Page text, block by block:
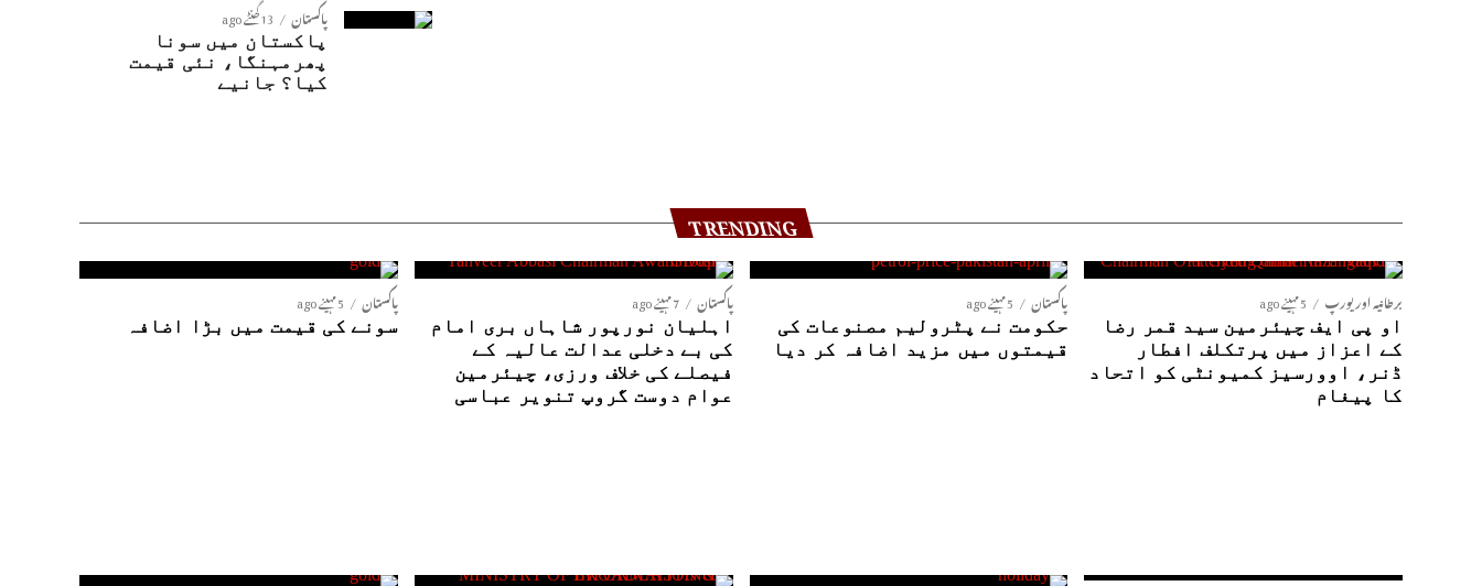
پاکستان 13 گھنٹے ago
پاکستان میں سونا
پھرمہنگا، نئی قیمت
کیا؟ جانیے
TRENDING
برطانیہ اور یورپ 5 مہینے ago
او پی ایف چیئرمین سید قمر رضا
کے اعزاز میں پرتکلف افطار
ڈنر، اوورسیز کمیونٹی کو اتحاد
کا پیغام
پاکستان 5 مہینے ago
حکومت نے پٹرولیم مصنوعات کی
قیمتوں میں مزید اضافہ کر دیا
پاکستان 7 مہینے ago
اہلیان نورپور شاہاں بری امام
کی بے دخلی عدالت عالیہ کے
فیصلے کی خلاف ورزی، چیئرمین
عوام دوست گروپ تنویر عباسی
پاکستان 5 مہینے ago
سونے کی قیمت میں بڑا اضافہ